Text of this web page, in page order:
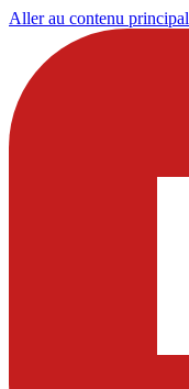
Aller au contenu principal